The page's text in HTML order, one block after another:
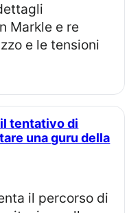
Markle e re
e le tensioni
una guru della